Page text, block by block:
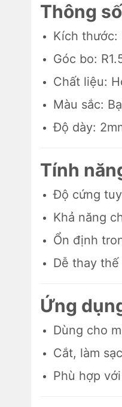
Thông
Kích thước:
Góc bo:
Chất liệu:
Màu sắc:
Độ dày:
Tính
Độ cứng
Khả năng
Ổn định
Dễ thay
Ứng
Dùng cho
Cắt, làm
Phù hợp